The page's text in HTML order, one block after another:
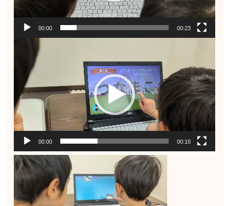
00:00 00:23
ヤ
ー
00:00 00:10